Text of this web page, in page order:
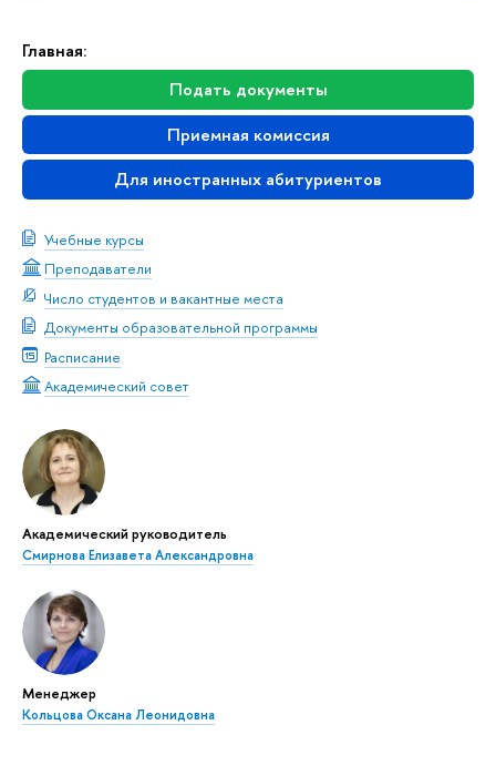
Главная:
Подать документы
Приемная комиссия
Для иностранных абитуриентов
Учебные курсы
Преподаватели
Число студентов и вакантные места
Документы образовательной программы
Расписание
Академический совет
Академический руководитель
Смирнова Елизавета Александровна
Менеджер
Кольцова Оксана Леонидовна